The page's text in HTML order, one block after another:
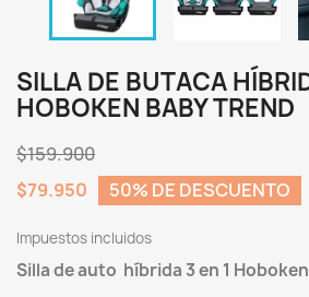
SILLA DE BUTACA
HOBOKEN BABY TREND
$159.900
$79.950
50% DE DESCUENTO
Impuestos incluidos
Silla de auto híbrida 3 en 1